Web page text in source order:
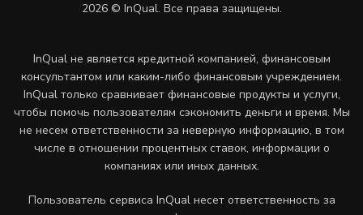
2026 © InQual. Все права защищены.
InQual не является кредитной компанией, финансовым
консультантом или каким-либо финансовым учреждением.
InQual только сравнивает финансовые продукты и услуги,
чтобы помочь пользователям сэкономить деньги и время. Мы
не несем ответственности за неверную информацию, в том
числе в отношении процентных ставок, информации о
компаниях или иных данных.
Пользователь сервиса InQual несет ответственность за